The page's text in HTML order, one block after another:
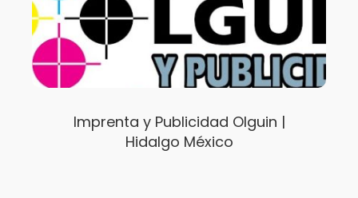
Imprenta y Publicidad Olguin |
Hidalgo México